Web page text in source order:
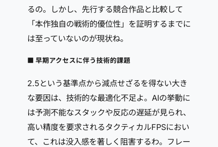
るの。しかし、先行する競合作品と比較して
「本作独自の戦術的優位性」を証明するまでに
は至っていないのが現状ね。
■ 早期アクセスに伴う技術的課題
2.5という基準点から減点せざるを得ない大き
な要因は、技術的な最適化不足よ。AIの挙動に
は予測不能なスタックや反応の遅延が見られ、
高い精度を要求されるタクティカルFPSにおい
て、これは没入感を著しく阻害するわ。フレー